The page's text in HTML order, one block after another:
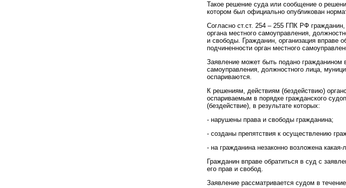
Такое решение суда или сообщение о
котором был официально опубликован
Согласно ст.ст. 254 – 255 ГПК РФ
органа местного самоуправления,
и свободы. Гражданин, организация вправе
подчиненности орган местного
Заявление может быть подано гражданином
самоуправления, должностного лица,
оспариваются.
К решениям, действиям (бездействию)
оспариваемым в порядке гражданского
(бездействие), в результате которых:
- нарушены права и свободы гражданина;
- созданы препятствия к осуществлению
- на гражданина незаконно возложена какая-
Гражданин вправе обратиться в суд с
его прав и свобод.
Заявление рассматривается судом в